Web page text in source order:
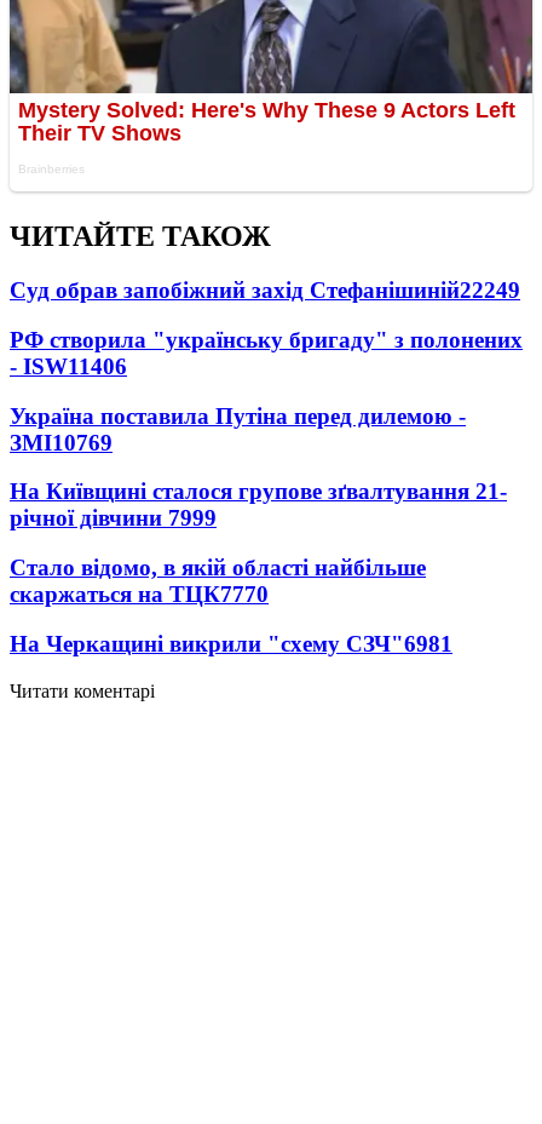
ЧИТАЙТЕ ТАКОЖ
Суд обрав запобіжний захід Стефанішиній22249
РФ створила "українську бригаду" з полонених
- ISW11406
Україна поставила Путіна перед дилемою -
ЗМІ10769
На Київщині сталося групове зґвалтування 21-
річної дівчини 7999
Стало відомо, в якій області найбільше
скаржаться на ТЦК7770
На Черкащині викрили "схему СЗЧ"6981
Читати коментарі